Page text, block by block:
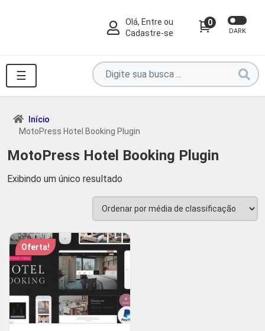
Olá, Entre ou
Cadastre-se
0
DARK
☰
Pesquise
por
produtos
...
Início
MotoPress Hotel Booking Plugin
MotoPress Hotel Booking Plugin
Exibindo um único resultado
Oferta!